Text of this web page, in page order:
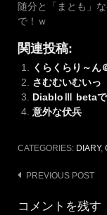
随分と「まとも」
で！ｗ
関連投稿:
くらくらり～ん
さむむいむいっ
DiabloⅢ betaで
意外な伏兵
CATEGORIES: DIARY,
Post
navigation
PREVIOUS POST
コメントを残す